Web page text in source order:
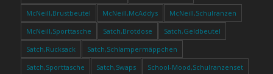
McNeill,Brustbeutel
McNeill,McAddys
McNeill,Schulranzen
McNeill,Sporttasche
Satch,Brotdose
Satch,Geldbeutel
Satch,Rucksack
Satch,Schlampermäppchen
Satch,Sporttasche
Satch,Swaps
School-Mood,Schulranzenset